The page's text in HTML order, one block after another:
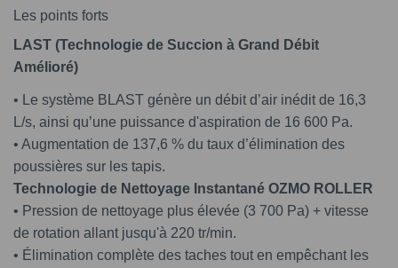
Les points forts
LAST (Technologie de Succion à Grand Débit
Amélioré)
• Le système BLAST génère un débit d’air inédit de 16,3
L/s, ainsi qu’une puissance d'aspiration de 16 600 Pa.
• Augmentation de 137,6 % du taux d’élimination des
poussières sur les tapis.
Technologie de Nettoyage Instantané OZMO ROLLER
• Pression de nettoyage plus élevée (3 700 Pa) + vitesse
de rotation allant jusqu'à 220 tr/min.
• Élimination complète des taches tout en empêchant les